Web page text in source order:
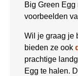
Big Green
voorbeelden
Wil je graag je
bieden ze ook
prachtige
Egg te halen.